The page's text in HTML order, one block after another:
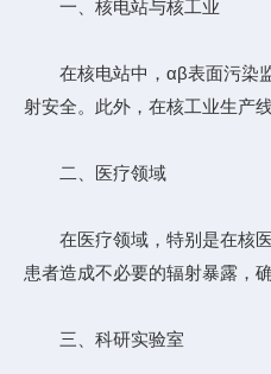
一、核电站与核工业
在核电站中，αβ表面污染监
射安全。此外，在核工业生产
二、医疗领域
在医疗领域，特别是在核医
患者造成不必要的辐射暴露，
三、科研实验室